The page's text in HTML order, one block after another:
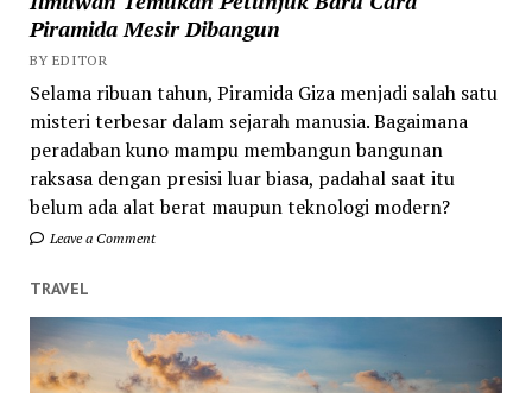
Piramida Mesir Dibangun
BY EDITOR
Selama ribuan tahun, Piramida Giza menjadi salah satu
misteri terbesar dalam sejarah manusia. Bagaimana
peradaban kuno mampu membangun bangunan
raksasa dengan presisi luar biasa, padahal saat itu
belum ada alat berat maupun teknologi modern?
Leave a Comment
TRAVEL